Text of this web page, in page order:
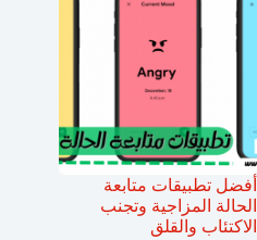
أفضل تطبيقات متابعة
الحالة المزاجية وتجنب
الاكتئاب والقلق